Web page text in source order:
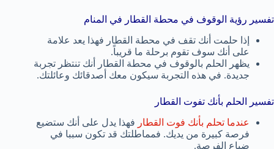
تفسير رؤية الوقوف في محطة القطار في المنام
إذا حلمت أنك تقف في محطة القطار فهذا يعد علامة
على أنك سوف تقوم برحلة ما قريباً.
يظهر الحلم بالوقوف في محطة القطار أنك تنتظر تجربة
جديدة. في هذه التجربة سيكون معك أصدقائك وعائلتك.
تفسير الحلم بأنك تفوت القطار
عندما تحلم بأنك فوت القطار فهذا يدل على أنك ستضيع
فرصة كبيرة من يديك. فمماطلتك قد تكون سببا في
ضياع الفرصة.